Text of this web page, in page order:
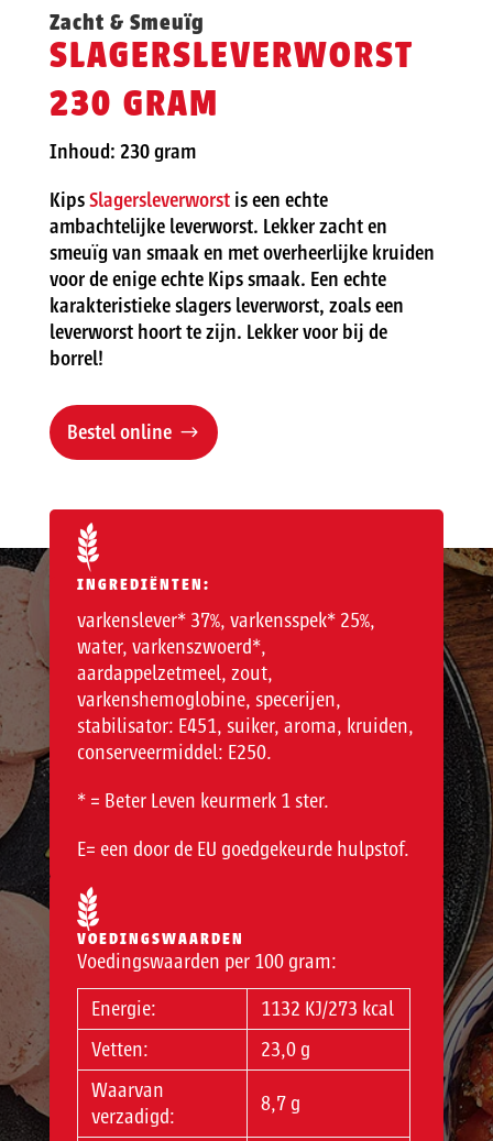
Zacht & Smeuïg
SLAGERSLEVERWORST
230 GRAM
Inhoud: 230 gram
KipsSlagersleverworstis een echte
ambachtelijke leverworst. Lekker zacht en
smeuïg van smaak en met overheerlijke kruiden
voor de enige echte Kips smaak. Een echte
karakteristieke slagers leverworst, zoals een
leverworst hoort te zijn. Lekker voor bij de
borrel!
Bestel online
INGREDIËNTEN:
varkenslever* 37%, varkensspek* 25%,
water, varkenszwoerd*,
aardappelzetmeel, zout,
varkenshemoglobine, specerijen,
stabilisator: E451, suiker, aroma, kruiden,
conserveermiddel: E250.
* = Beter Leven keurmerk 1 ster.
E= een door de EU goedgekeurde hulpstof.
VOEDINGSWAARDEN
Voedingswaarden per 100 gram:
Energie:
1132 KJ/273 kcal
Vetten:
23,0 g
Waarvan
verzadigd:
8,7 g